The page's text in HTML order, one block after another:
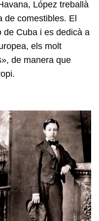
López treballà
de comestibles. El
de Cuba i es dedicà a
els molt
de manera que